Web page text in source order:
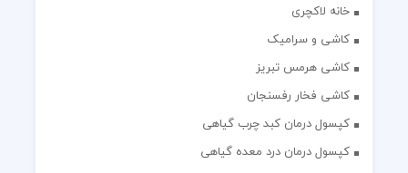
خانه لاکچری
کاشی و سرامیک
کاشی هرمس تبریز
کاشی فخار رفسنجان
کپسول درمان کبد چرب گیاهی
کپسول درمان درد معده گیاهی